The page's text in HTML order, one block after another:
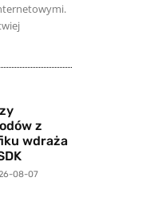
z
wdraża
08-07